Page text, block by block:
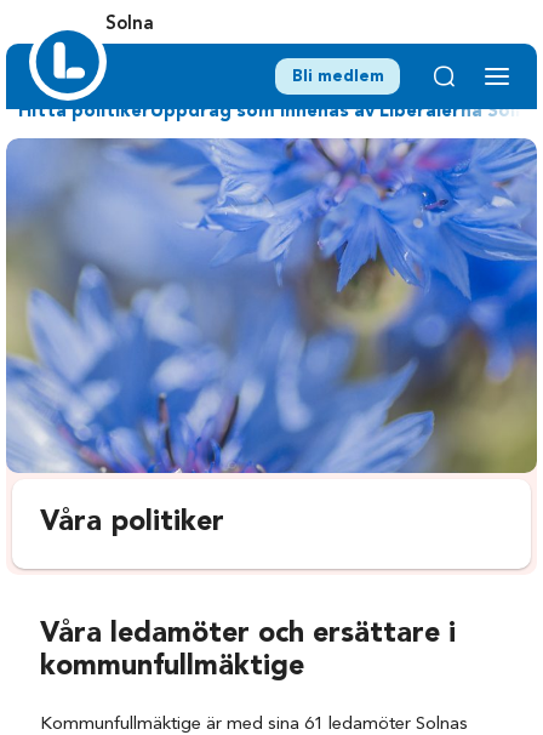
Solna
Bli medlem
Hitta politikerUppdrag som innehas av Liberalerna Solna
Våra politiker
Våra ledamöter och ersättare i
kommunfullmäktige
Kommunfullmäktige är med sina 61 ledamöter Solnas